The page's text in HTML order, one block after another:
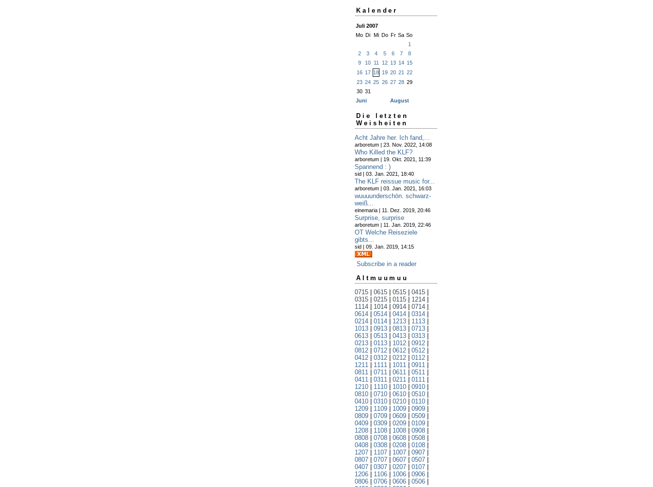
Kalender
Juli 2007
Mo Di Mi Do Fr Sa So
1
2
3 4 5 6 7
8
9
10 11 12 13 14 15
16 17 18 19 20 21
22
23 24 25 26 27 28 29
30 31
Juni
August
Die letzten
Weisheiten
Acht Jahre her. Ich fand,...
arboretum | 23. Nov. 2022, 14:08
Who Killed the KLF?
arboretum | 19. Okt. 2021, 11:39
Spannend : )
sid | 03. Jan. 2021, 18:40
The KLF reissue music for...
arboretum | 03. Jan. 2021, 16:03
wuuuunderschön. schwarz-
weiß...
einemaria | 11. Dez. 2019, 20:46
Surprise, surprise
arboretum | 11. Jan. 2019, 22:46
OT Welche Reiseziele
gibts...
sid | 09. Jan. 2019, 14:15
Subscribe in a reader
Altmuumuu
0715
0615 0515 0415
0315
0215 0115 1214
1114
1014 0914 0714
0614
0514 0414 0314
0214
0114 1213 1113
1013
0913 0813 0713
0613
0513 0413 0313
0213
0113 1012 0912
0812
0712 0612 0512
0412
0312 0212 0112
1211
1111 1011 0911
0811
0711 0611 0511
0411
0311 0211 0111
1210
1110 1010 0910
0810
0710 0610 0510
0410
0310 0210 0110
1209
1109 1009 0909
0809
0709 0609 0509
0409
0309 0209 0109
1208
1108 1008 0908
0808
0708 0608 0508
0408
0308 0208 0108
1207
1107 1007 0907
0807
0707 0607 0507
0407
0307 0207 0107
1206
1106 1006 0906
0806
0706 0606 0506